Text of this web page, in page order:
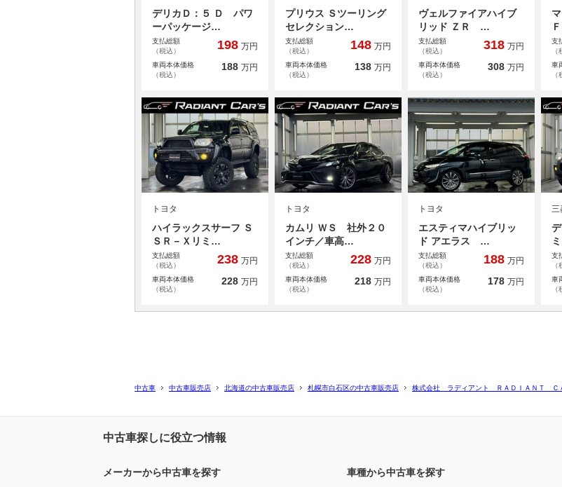
デリカＤ：５ Ｄ パワ
ーパッケージ…
支払総額
（税込）
198 万円
車両本体価格
（税込）
188 万円
プリウス Ｓツーリング
セレクション…
支払総額
（税込）
148 万円
車両本体価格
（税込）
138 万円
ヴェルファイアハイブ
リッド ＺＲ …
支払総額
（税込）
318 万円
車両本体価格
（税込）
308 万円
支
（
車
（
トヨタ
ハイラックスサーフ Ｓ
ＳＲ－Ｘリミ…
支払総額
（税込）
238 万円
車両本体価格
（税込）
228 万円
トヨタ
カムリ ＷＳ 社外２０
インチ／車高…
支払総額
（税込）
228 万円
車両本体価格
（税込）
218 万円
トヨタ
エスティマハイブリッ
ド アエラス …
支払総額
（税込）
188 万円
車両本体価格
（税込）
178 万円
三
支
（
車
（
中古車 中古車販売店 北海道の中古車販売店 札幌市白石区の中古車販売店 株式会社 ラディアント ＲＡＤＩＡＮＴ Ｃ
中古車探しに役立つ情報
メーカーから中古車を探す 車種から中古車を探す